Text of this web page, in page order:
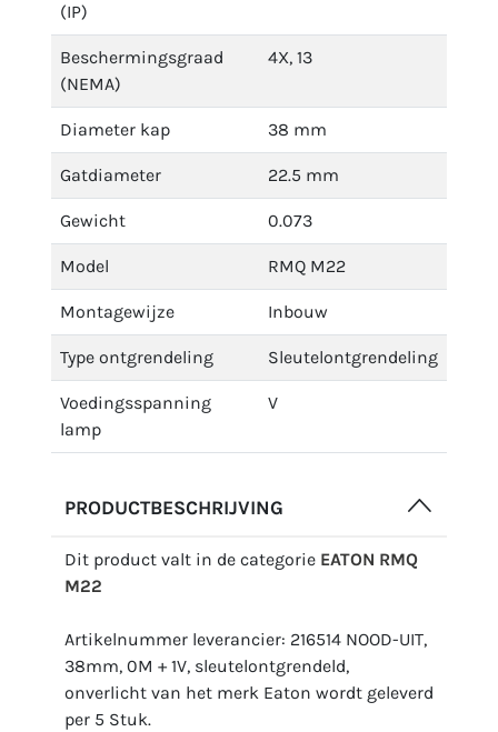
(IP)
Beschermingsgraad
(NEMA)
4X, 13
Diameter kap 38 mm
Gatdiameter 22.5 mm
Gewicht 0.073
Model RMQ M22
Montagewijze Inbouw
Type ontgrendeling Sleutelontgrendeling
Voedingsspanning
lamp
V
PRODUCTBESCHRIJVING
Dit product valt in de categorie EATON RMQ
M22
Artikelnummer leverancier: 216514 NOOD-UIT,
38mm, 0M + 1V, sleutelontgrendeld,
onverlicht van het merk Eaton wordt geleverd
per 5 Stuk.